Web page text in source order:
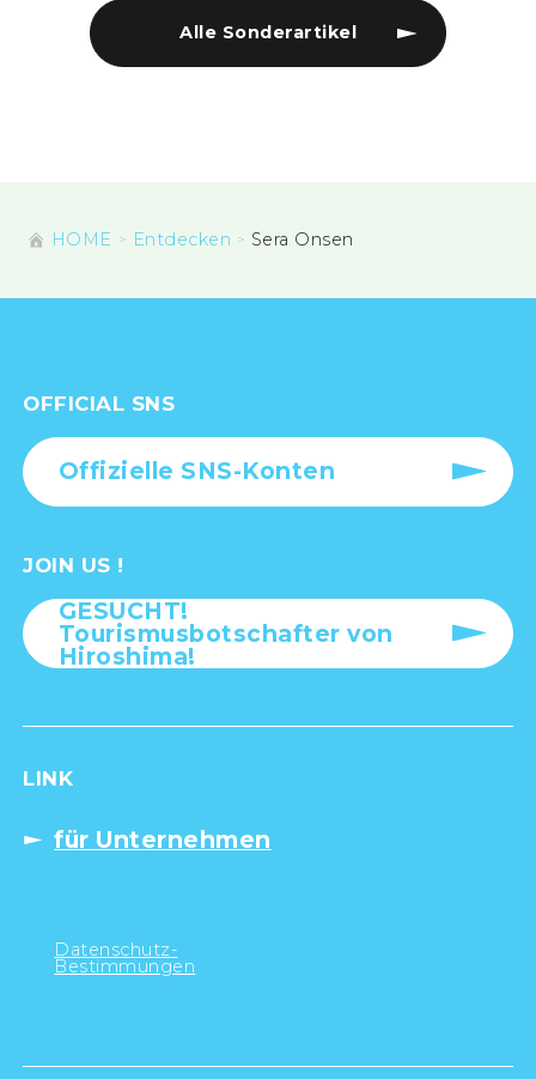
Alle Sonderartikel
HOME Entdecken Sera Onsen
OFFICIAL SNS
Offizielle SNS-Konten
JOIN US !
GESUCHT!
Tourismusbotschafter von
Hiroshima!
LINK
für Unternehmen
Datenschutz-
Bestimmungen